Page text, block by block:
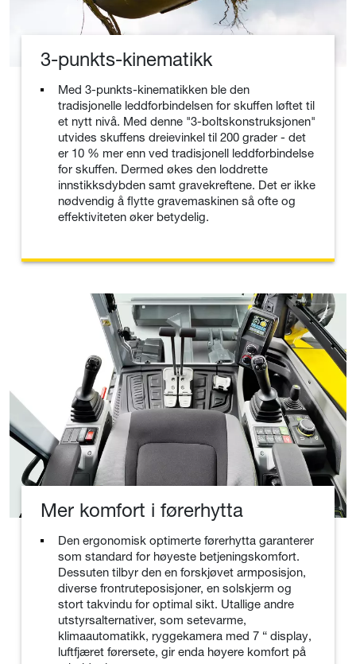
3-punkts-kinematikk
Med 3-punkts-kinematikken ble den
tradisjonelle leddforbindelsen for skuffen løftet til
et nytt nivå. Med denne "3-boltskonstruksjonen"
utvides skuffens dreievinkel til 200 grader - det
er 10 % mer enn ved tradisjonell leddforbindelse
for skuffen. Dermed økes den loddrette
innstikksdybden samt gravekreftene. Det er ikke
nødvendig å flytte gravemaskinen så ofte og
effektiviteten øker betydelig.
Mer komfort i førerhytta
Den ergonomisk optimerte førerhytta garanterer
som standard for høyeste betjeningskomfort.
Dessuten tilbyr den en forskjøvet armposisjon,
diverse frontruteposisjoner, en solskjerm og
stort takvindu for optimal sikt. Utallige andre
utstyrsalternativer, som setevarme,
klimaautomatikk, ryggekamera med 7 “ display,
luftfjæret førersete, gir enda høyere komfort på